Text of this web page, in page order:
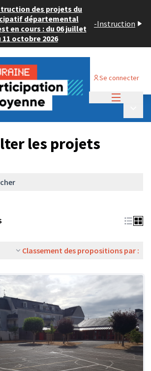
des projets du
départemental
en cours : du 06 juillet
11 octobre 2026
-Instruction
Se connecter
2024
déposés
les projets
Classement des propositions par :